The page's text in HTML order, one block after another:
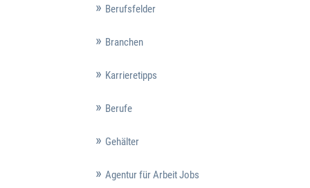
Berufsfelder
Branchen
Karrieretipps
Berufe
Gehälter
Agentur für Arbeit Jobs